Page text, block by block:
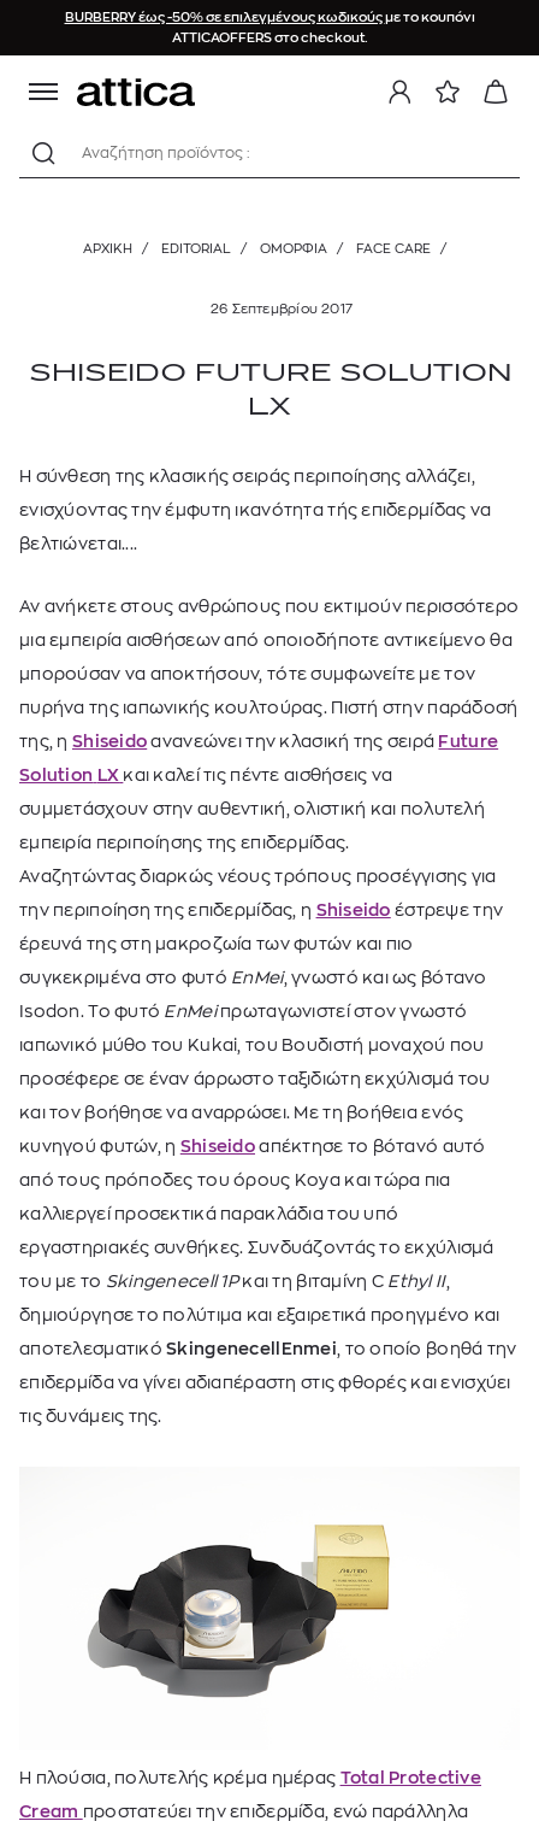
BURBERRY έως -50% σε επιλεγμένους κωδικούςμε το κουπόνι
ATTICAOFFERS στο checkout.
Αναζήτηση προϊόντος :
ΑΡΧΙΚΉ / EDITORIAL / ΟΜΟΡΦΙΑ / FACE CARE /
26 Σεπτεμβρίου 2017
SHISEIDO FUTURE SOLUTION
LX
Η σύνθεση της κλασικής σειράς περιποίησης αλλάζει,
ενισχύοντας την έμφυτη ικανότητα τής επιδερμίδας να
βελτιώνεται....
Αν ανήκετε στους ανθρώπους που εκτιμούν περισσότερο
μια εμπειρία αισθήσεων από οποιοδήποτε αντικείμενο θα
μπορούσαν να αποκτήσουν, τότε συμφωνείτε με τον
πυρήνα της ιαπωνικής κουλτούρας. Πιστή στην παράδοσή
της, η Shiseido ανανεώνει την κλασική της σειρά Future
Solution LX και καλεί τις πέντε αισθήσεις να
συμμετάσχουν στην αυθεντική, ολιστική και πολυτελή
εμπειρία περιποίησης της επιδερμίδας.
Αναζητώντας διαρκώς νέους τρόπους προσέγγισης για
την περιποίηση της επιδερμίδας, η Shiseido έστρεψε την
έρευνά της στη μακροζωία των φυτών και πιο
συγκεκριμένα στο φυτό EnMei, γνωστό και ως βότανο
Isodon. Το φυτό EnMeiπρωταγωνιστεί στον γνωστό
ιαπωνικό μύθο του Kukai, του Βουδιστή μοναχού που
προσέφερε σε έναν άρρωστο ταξιδιώτη εκχύλισμά του
και τον βοήθησε να αναρρώσει. Με τη βοήθεια ενός
κυνηγού φυτών, η Shiseido απέκτησε το βότανό αυτό
από τους πρόποδες του όρους Koya και τώρα πια
καλλιεργεί προσεκτικά παρακλάδια του υπό
εργαστηριακές συνθήκες. Συνδυάζοντάς το εκχύλισμά
του με το Skingenecell 1Pκαι τη βιταμίνη C Ethyl II,
δημιούργησε το πολύτιμα και εξαιρετικά προηγμένο και
αποτελεσματικόSkingenecellEnmei , το οποίο βοηθά την
επιδερμίδα να γίνει αδιαπέραστη στις φθορές και ενισχύει
τις δυνάμεις της.
Η πλούσια, πολυτελής κρέμα ημέρας Total Protective
Cream προστατεύει την επιδερμίδα, ενώ παράλληλα